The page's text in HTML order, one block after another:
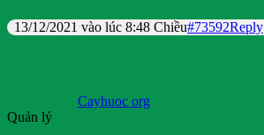
13/12/2021 vào lúc 8:48 Chiều#73592Reply
Cayhuoc org
Quản lý